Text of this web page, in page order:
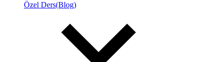
Özel Ders(Blog)